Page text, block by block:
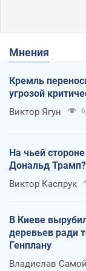
Мнения
Кремль
угрозой
Виктор Ягун
На чьей
Дональд Трамп?
Виктор Каспрук
В Киеве
деревьев ради
Генплану
Владислав